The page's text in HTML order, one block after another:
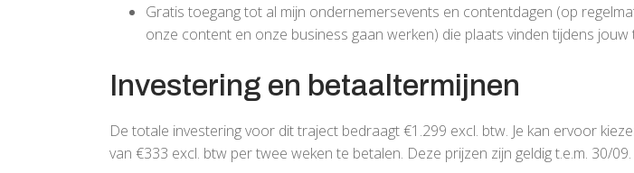
Gratis toegang tot al mijn ondernemersevents en contentdagen (op
onze content en onze business gaan werken) die plaats vinden tijdens jouw
Investering en betaaltermijnen
De totale investering voor dit traject bedraagt €1.299 excl. btw. Je kan ervoor
van €333 excl. btw per twee weken te betalen. Deze prijzen zijn geldig t.e.m. 30/09.